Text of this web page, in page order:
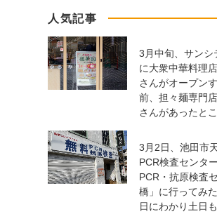
人気記事
3月中旬、サンシ
に大衆中華料理
さんがオープン
前、担々麺専門店
さんがあったと
3月2日、池田市
PCR検査センタ
PCR・抗原検査
橋」に行ってみ
日にわかり土日